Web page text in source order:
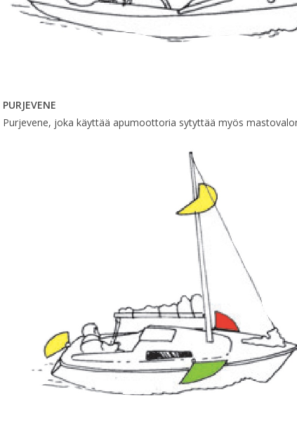
PURJEVENE
Purjevene, joka käyttää apumoottoria sytyttää myös